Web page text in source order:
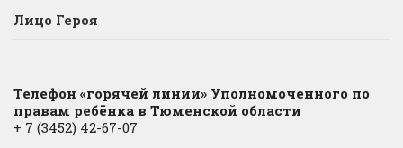
Лицо Героя
Телефон «горячей линии» Уполномоченного по
правам ребёнка в Тюменской области
+ 7 (3452) 42-67-07